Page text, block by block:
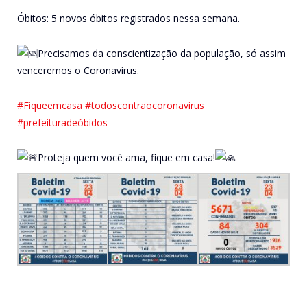
Óbitos: 5 novos óbitos registrados nessa semana.
Precisamos da conscientização da população, só assim
venceremos o Coronavírus.
#Fiqueemcasa #todoscontraocoronavirus
#prefeituradeóbidos
Proteja quem você ama, fique em casa!